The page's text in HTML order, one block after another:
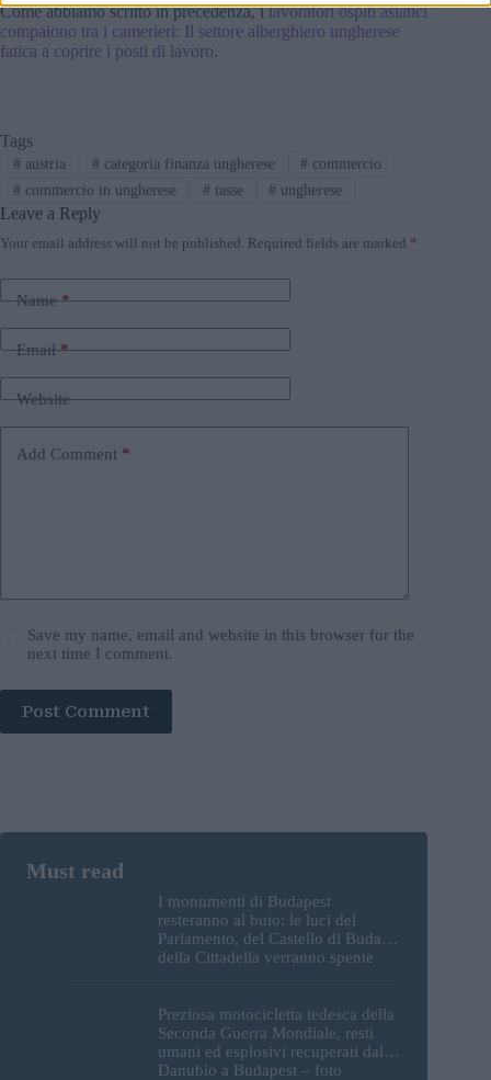
Come abbiamo scritto in precedenza, ilavoratori ospiti asiatici
compaiono tra i camerieri: Il settore alberghiero ungherese
fatica a coprire i posti di lavoro.
Tags
#austria #categoria finanza ungherese # commercio
#commercio in ungherese #tasse # ungherese
Leave a Reply
Your email address will not be published. Required fields are marked *
Name*
Email*
Website
Add Comment *
Save my name, email and website in this browser for the
next time I comment.
Post Comment
I monumenti di Budapest
resteranno al buio: le luci del
Parlamento, del Castello di Buda e
della Cittadella verranno spente
Preziosa motocicletta tedesca della
Seconda Guerra Mondiale, resti
umani ed esplosivi recuperati dal
Danubio a Budapest – foto